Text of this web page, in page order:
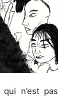
n’est pas